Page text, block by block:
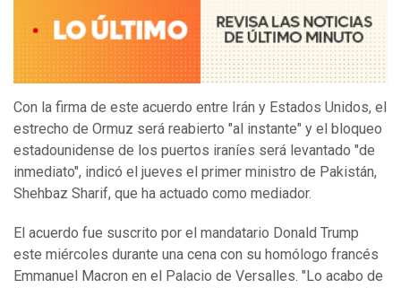
Con la firma de este acuerdo entre Irán y Estados Unidos, el
estrecho de Ormuz será reabierto "al instante" y el bloqueo
estadounidense de los puertos iraníes será levantado "de
inmediato", indicó el jueves el primer ministro de Pakistán,
Shehbaz Sharif, que ha actuado como mediador.
El acuerdo fue suscrito por el mandatario Donald Trump
este miércoles durante una cena con su homólogo francés
Emmanuel Macron en el Palacio de Versalles. "Lo acabo de